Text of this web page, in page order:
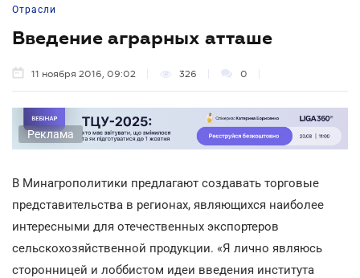
Отрасли
Введение аграрных атташе
11 ноября 2016, 09:02 326 0
Реклама
В Минагрополитики предлагают создавать торговые
представительства в регионах, являющихся наиболее
интересными для отечественных экспортеров
сельскохозяйственной продукции. «Я лично являюсь
сторонницей и лоббистом идеи введения института